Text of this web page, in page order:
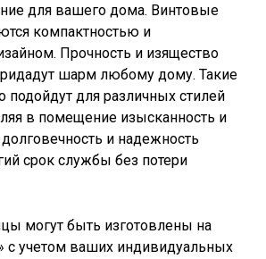
для вашего дома. Винтовые
компактностью и
Прочность и изящество
шарм любому дому. Такие
подойдут для различных стилей
в помещение изысканность и
и надежность
срок службы без потери
могут быть изготовлены на
с учетом ваших индивидуальных